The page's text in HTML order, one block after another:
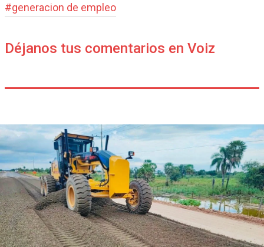
#generacion de empleo
Déjanos tus comentarios en Voiz